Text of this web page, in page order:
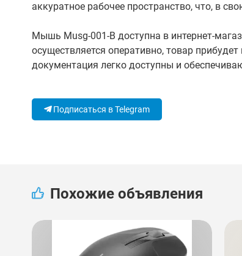
аккуратное рабочее пространство, что, в
Мышь Musg-001-B доступна в интернет-
осуществляется оперативно, товар
документация легко доступны и
Подписаться в Telegram
Похожие объявления